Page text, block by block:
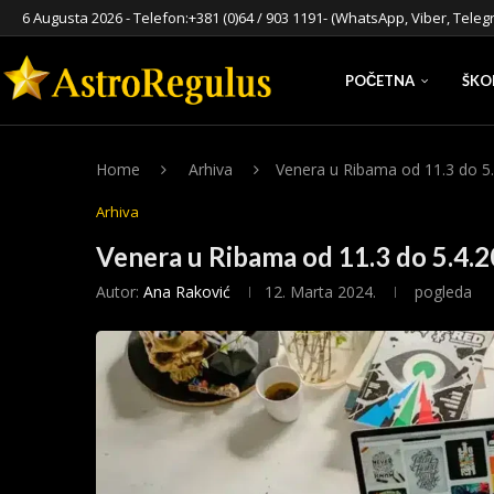
6 Augusta 2026 - Telefon:+381 (0)64 / 903 1191- (WhatsApp, Viber,
POČETNA
Home Arhiva Venera u Ribama od 11.3 do
Arhiva
Venera u Ribama od 11.3 do
Autor: Ana Raković 12. Marta 2024. pogleda